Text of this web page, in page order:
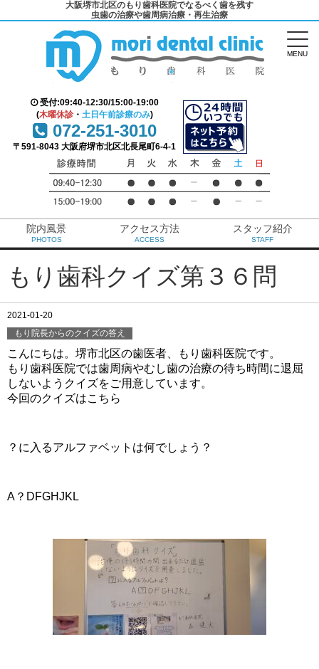
大阪堺市北区のもり歯科医院でなるべく歯を残す
虫歯の治療や歯周病治療・再生治療
受付:09:40-12:30/15:00-19:00
(木曜休診・ 土日午前診療のみ)
072-251-3010
〒591-8043 大阪府堺市北区北長尾町6-4-1
院内風景
PHOTOS
アクセス方法
ACCESS
スタッフ紹介
STAFF
MENU
もり歯科クイズ第３６問
2021-01-20
もり院長からのクイズの答え
こんにちは。堺市北区の歯医者、もり歯科医院です。
もり歯科医院では歯周病やむし歯の治療の待ち時間に退屈
しないようクイズをご用意しています。
今回のクイズはこちら
？に入るアルファベットは何でしょう？
A？DFGHJKL